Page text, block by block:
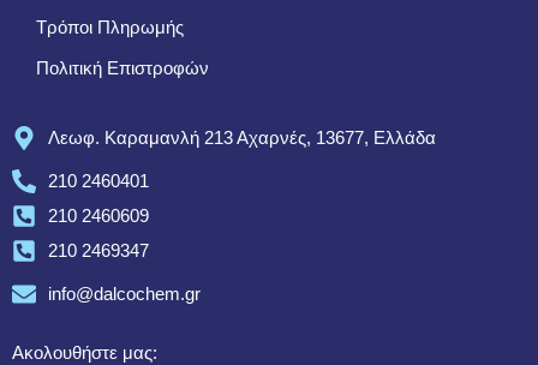
Τρόποι Πληρωμής
Πολιτική Επιστροφών
Λεωφ. Καραμανλή 213 Αχαρνές, 13677, Ελλάδα
210 2460401
210 2460609
210 2469347
info@dalcochem.gr
Ακολουθήστε μας: